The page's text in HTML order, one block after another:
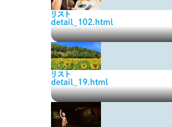
リスト
detail_102.html
リスト
detail_19.html